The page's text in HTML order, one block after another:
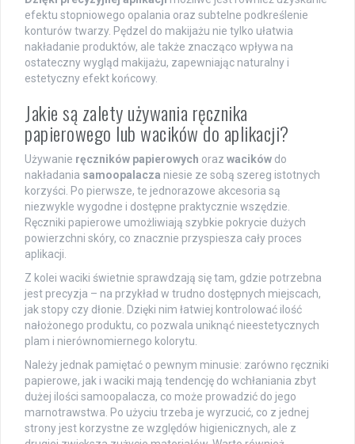
efektu stopniowego opalania oraz subtelne podkreślenie
konturów twarzy. Pędzel do makijażu nie tylko ułatwia
nakładanie produktów, ale także znacząco wpływa na
ostateczny wygląd makijażu, zapewniając naturalny i
estetyczny efekt końcowy.
Jakie są zalety używania ręcznika
papierowego lub wacików do aplikacji?
Używanie ręczników papierowych oraz wacików do
nakładania samoopalacza niesie ze sobą szereg istotnych
korzyści. Po pierwsze, te jednorazowe akcesoria są
niezwykle wygodne i dostępne praktycznie wszędzie.
Ręczniki papierowe umożliwiają szybkie pokrycie dużych
powierzchni skóry, co znacznie przyspiesza cały proces
aplikacji.
Z kolei waciki świetnie sprawdzają się tam, gdzie potrzebna
jest precyzja – na przykład w trudno dostępnych miejscach,
jak stopy czy dłonie. Dzięki nim łatwiej kontrolować ilość
nałożonego produktu, co pozwala uniknąć nieestetycznych
plam i nierównomiernego kolorytu.
Należy jednak pamiętać o pewnym minusie: zarówno ręczniki
papierowe, jak i waciki mają tendencję do wchłaniania zbyt
dużej ilości samoopalacza, co może prowadzić do jego
marnotrawstwa. Po użyciu trzeba je wyrzucić, co z jednej
strony jest korzystne ze względów higienicznych, ale z